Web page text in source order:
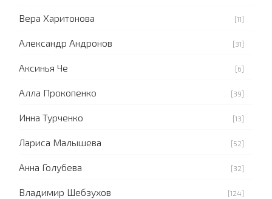
Вера Харитонова [11]
Александр Андронов [31]
Аксинья Че [6]
Алла Прокопенко [39]
Инна Турченко [13]
Лариса Малышева [52]
Анна Голубева [32]
Владимир Шебзухов [124]